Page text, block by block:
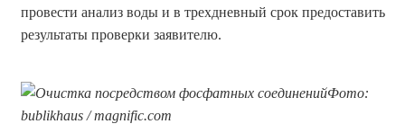
провести анализ воды и в трехдневный срок предоставить
результаты проверки заявителю.
Фото:
bublikhaus / magnific.com